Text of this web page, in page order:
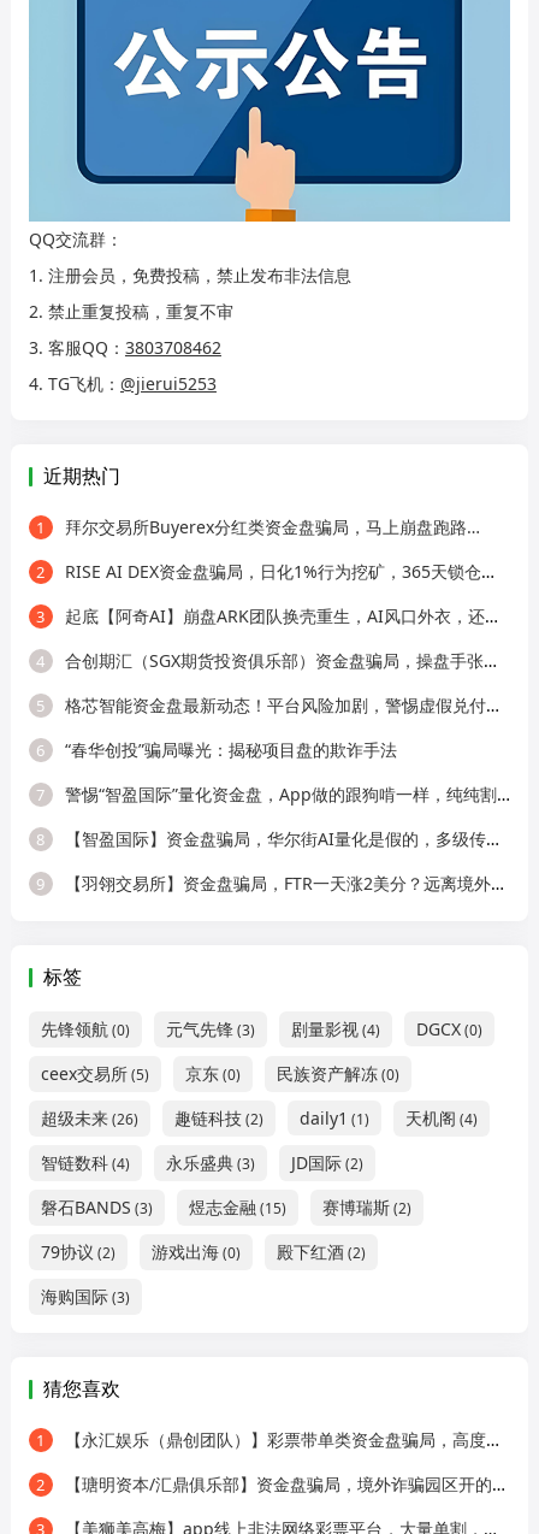
QQ交流群：
1. 注册会员，免费投稿，禁止发布非法信息
2. 禁止重复投稿，重复不审
3. 客服QQ： 3803708462
4. TG飞机： @jierui5253
近期热门
1 拜尔交易所Buyerex分红类资金盘骗局，马上崩盘跑路…
2 RISE AI DEX资金盘骗局，日化1%行为挖矿，365天锁仓，纯庞氏骗局
3 起底【阿奇AI】崩盘ARK团队换壳重生，AI风口外衣，还是老牌分销套路！
4 合创期汇（SGX期货投资俱乐部）资金盘骗局，操盘手张奕多次收割山东会员，看
5 格芯智能资金盘最新动态！平台风险加剧，警惕虚假兑付二次诈骗！
6 “春华创投”骗局曝光：揭秘项目盘的欺诈手法
7 警惕“智盈国际”量化资金盘，App做的跟狗啃一样，纯纯割韭菜！
8 【智盈国际】资金盘骗局，华尔街AI量化是假的，多级传销圈钱是真的！
9 【羽翎交易所】资金盘骗局，FTR一天涨2美分？远离境外园区杀猪盘！
标签
先锋领航(0) 元气先锋(3) 剧量影视(4) DGCX(0)
ceex交易所(5) 京东(0) 民族资产解冻(0)
超级未来(26) 趣链科技(2) daily1 (1) 天机阁 (4)
智链数科(4) 永乐盛典(3) JD国际(2)
磐石BANDS (3) 煜志金融 (15) 赛博瑞斯(2)
79协议 (2) 游戏出海(0) 殿下红酒(2)
海购国际(3)
猜您喜欢
1 【永汇娱乐（鼎创团队）】彩票带单类资金盘骗局，高度预警，远离！
2 【瑭明资本/汇鼎俱乐部】资金盘骗局，境外诈骗园区开的快割盘！
3 【美狮美高梅】app线上非法网络彩票平台，大量单割，不让提现，远离！